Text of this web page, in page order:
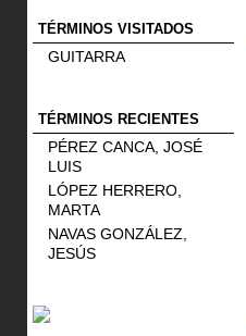
TÉRMINOS VISITADOS
GUITARRA
TÉRMINOS RECIENTES
PÉREZ CANCA, JOSÉ
LUIS
LÓPEZ HERRERO,
MARTA
NAVAS GONZÁLEZ,
JESÚS